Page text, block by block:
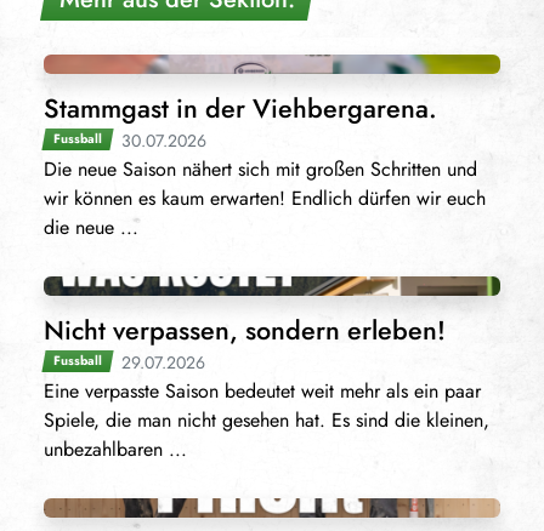
Stammgast in der Viehbergarena.
Fussball 30.07.2026
Die neue Saison nähert sich mit großen Schritten und
wir können es kaum erwarten! Endlich dürfen wir euch
die neue ...
Nicht verpassen, sondern erleben!
Fussball 29.07.2026
Eine verpasste Saison bedeutet weit mehr als ein paar
Spiele, die man nicht gesehen hat. Es sind die kleinen,
unbezahlbaren ...